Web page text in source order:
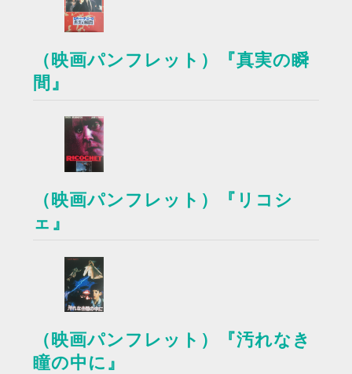
（映画パンフレット）『真実の瞬
間』
（映画パンフレット）『リコシ
ェ』
（映画パンフレット）『汚れなき
瞳の中に』